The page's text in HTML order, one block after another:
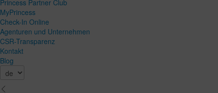
Princess Partner Club
MyPrincess
Check-In Online
Agenturen und Unternehmen
CSR-Transparenz
Kontakt
Blog